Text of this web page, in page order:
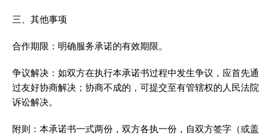
三、其他事项
合作期限：明确服务承诺的有效期限。
争议解决：如双方在执行本承诺书过程中发生争议，应首先通
过友好协商解决；协商不成的，可提交至有管辖权的人民法院
诉讼解决。
附则：本承诺书一式两份，双方各执一份，自双方签字（或盖